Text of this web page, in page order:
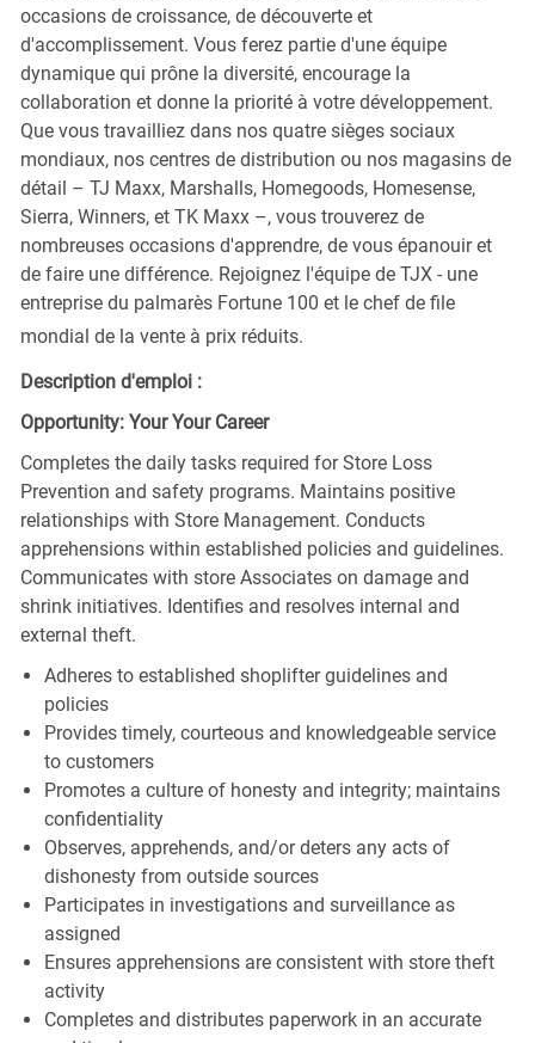
occasions de croissance, de découverte et
d'accomplissement. Vous ferez partie d'une équipe
dynamique qui prône la diversité, encourage la
collaboration et donne la priorité à votre développement.
Que vous travailliez dans nos quatre sièges sociaux
mondiaux, nos centres de distribution ou nos magasins de
détail – TJ Maxx, Marshalls, Homegoods, Homesense,
Sierra, Winners, et TK Maxx –, vous trouverez de
nombreuses occasions d'apprendre, de vous épanouir et
de faire une différence. Rejoignez l'équipe de TJX - une
entreprise du palmarès Fortune 100 et le chef de file
mondial de la vente à prix réduits.
Description d'emploi :
Opportunity: Your Your Career
Completes the daily tasks required for Store Loss
Prevention and safety programs. Maintains positive
relationships with Store Management. Conducts
apprehensions within established policies and guidelines.
Communicates with store Associates on damage and
shrink initiatives. Identifies and resolves internal and
external theft.
Adheres to established shoplifter guidelines and
policies
Provides timely, courteous and knowledgeable service
to customers
Promotes a culture of honesty and integrity; maintains
confidentiality
Observes, apprehends, and/or deters any acts of
dishonesty from outside sources
Participates in investigations and surveillance as
assigned
Ensures apprehensions are consistent with store theft
activity
Completes and distributes paperwork in an accurate